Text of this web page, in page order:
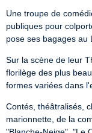
Une troupe de
publiques pour
pose ses bagages au
Sur la scène de leur
florilège des plus
formes variées dans
Contés, théâtralisés,
marionnette, de la